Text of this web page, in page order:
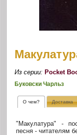
Из серии:Pocket
Буковски Чарльз
О чем? Доставка
"Макулатура" -
песня - читателям